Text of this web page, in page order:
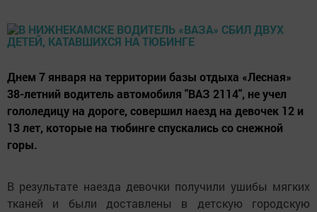
Днем 7 января на территории базы отдыха «Лесная»
38-летний водитель автомобиля "ВАЗ 2114", не учел
гололедицу на дороге, совершил наезд на девочек 12 и
13 лет, которые на тюбинге спускались со снежной
горы.
В результате наезда девочки получили ушибы мягких
тканей и были доставлены в детскую городскую